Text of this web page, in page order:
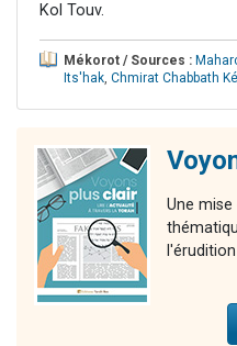
Kol Touv.
Mékorot / Sources :
Its'hak, Chmirat Chabbath
Une